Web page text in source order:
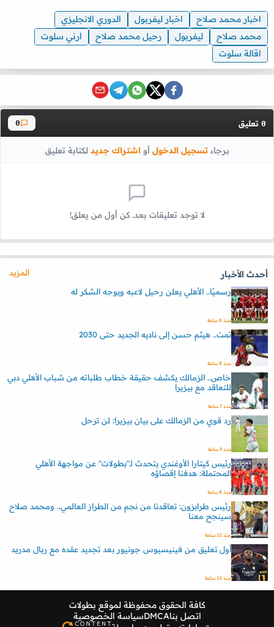
اخبار محمد صلاح اخبار ليفربول
الدوري الانجليزي
محمد صلاح
ليفربول رحيل محمد صلاح
ارني سلوت
اقالة سلوت
0 تعليق 0
برجاءتسجيل الدخول أواشتراك جديد لكتابة تعليق
لا توجد تعليقات بعد. كن أول من يعلق!
أحدث الأخبار
المزيد
رسميًا.. الأهلي يعلن رحيل لاعبه ويوجه الشكر له
منذ 8 ساعة
تمت.. هيثم حسن إلى ناديه الجديد حتى 2030
منذ 8 ساعة
خاص.. الزمالك يكشف حقيقة خطاب طلباته من شباب الأهلي دبي
للتعاقد مع بيزيرا
منذ 7 ساعة
رد قوي من الزمالك على بيان بيزيرا: لن ترحل
منذ 9 ساعة
رئيس كيتارا الأوغندي يتحدث لـ"بطولات" عن مواجهة الأهلي
المحتملة: هدفنا إقصاؤه
منذ 8 ساعة
رئيس طرابزون: تعاقدنا من نجم من الطراز العالمي.. ومحمد صلاح
سينجح معنا
منذ 10 ساعة
أول تعليق من فينيسيوس جونيور بعد تجديد عقده مع ريال مدريد
منذ 10 ساعة
كافة الحقوق محفوظة لموقع بطولات
اتصل بناDMCAسياسة الخصوصية